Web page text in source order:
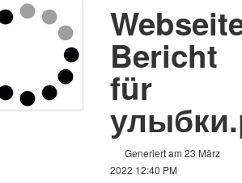
Bericht
für
Generiert am 23 März
2022 12:40 PM